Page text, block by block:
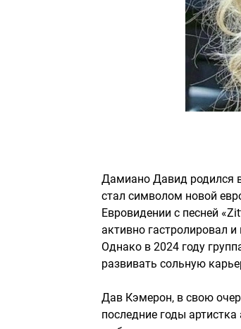
Дамиано Давид родился
стал символом новой
Евровидении с песней
активно гастролировал
Однако в 2024 году
развивать сольную
Дав Кэмерон, в свою
последние годы